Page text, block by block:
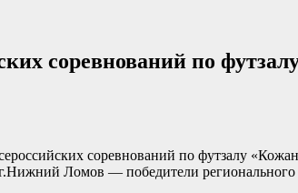
соревнований по
соревнований по футзалу
Ломов — победители